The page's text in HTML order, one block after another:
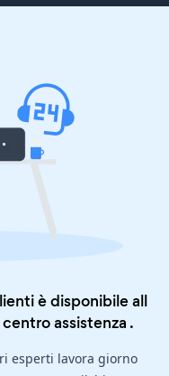
è disponibile all
centro assistenza .
esperti lavora giorno